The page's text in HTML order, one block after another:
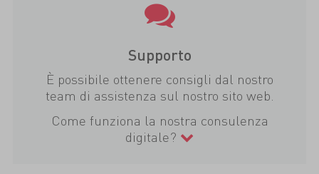
Supporto
È possibile ottenere consigli dal nostro
team di assistenza sul nostro sito web.
Come funziona la nostra consulenza
digitale?